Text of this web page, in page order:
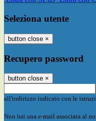
Seleziona utente
button close ×
Recupero password
button close ×
all'indirizzo indicato con le
Non hai una e-mail associata al